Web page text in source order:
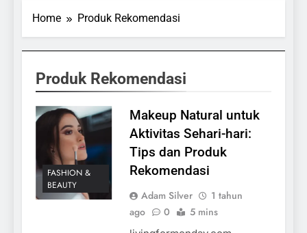
Home Produk Rekomendasi
Produk Rekomendasi
FASHION &
BEAUTY
Makeup Natural untuk
Aktivitas Sehari-hari:
Tips dan Produk
Rekomendasi
Adam Silver
1 tahun
ago
0 5 mins